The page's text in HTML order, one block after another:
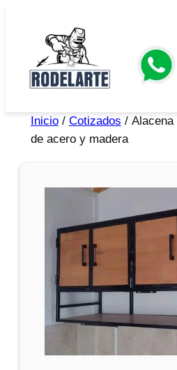
Inicio/ Cotizados / Alacena
de acero y madera